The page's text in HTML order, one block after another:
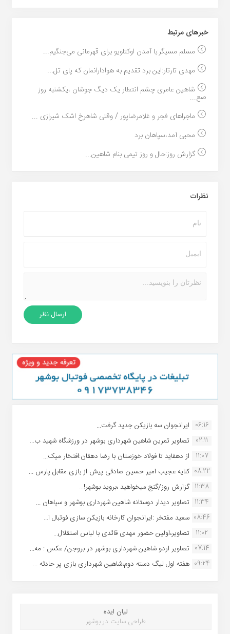
خبر‌های مرتبط
مسلم مسیگر:با آمدن اوکتاویو برای قهرمانی می‌جنگیم...
مهدی تارتار:این برد تقدیم به هوادارانمان که پای تل...
شاهین عامری چشم انتطار یک دیگ جوشان ،یکشنبه روز
صع...
ماجراهای فجر و غلامرضاپور / وقتی شاهرخ اشک شیرازی ...
محبی آمد،سپاهان برد
گزارش روز:حال و روز تیمی بنام شاهین...
نظرات
06:16 ایرانجوان سه بازیکن جدید گرفت...
02:11
تصاویر تمرین شاهین شهردارى بوشهر در ورزشگاه شهید ب...
11:07
از دهقاید تا فولاد خوزستان با رضا دهقان:افتخار میک...
08:22 کنایه عجیب امیر حسین صادقی پیش از بازی مقابل پارس ...
11:38 گزارش روز/گنج میخواهید ،بروید بوشهر!...
11:34 تصاویر دیدار دوستانه شاهین شهردارى بوشهر و سپاهان ...
08:46 سعید مفتخر :ایرانجوان کارخانه بازیکن سازی فوتبال ا...
11:02
تصاویر،اولین حضور مهدی قائدی با لباس استقلال...
07:14 تصاویر اردو شاهین شهرداری بوشهر در بروجن/ عکس : مه...
09:24 هفته اول لیگ دسته دوم،شاهین شهرداری بازی پر حادثه ...
لیان ایده
طراحی سایت در بوشهر